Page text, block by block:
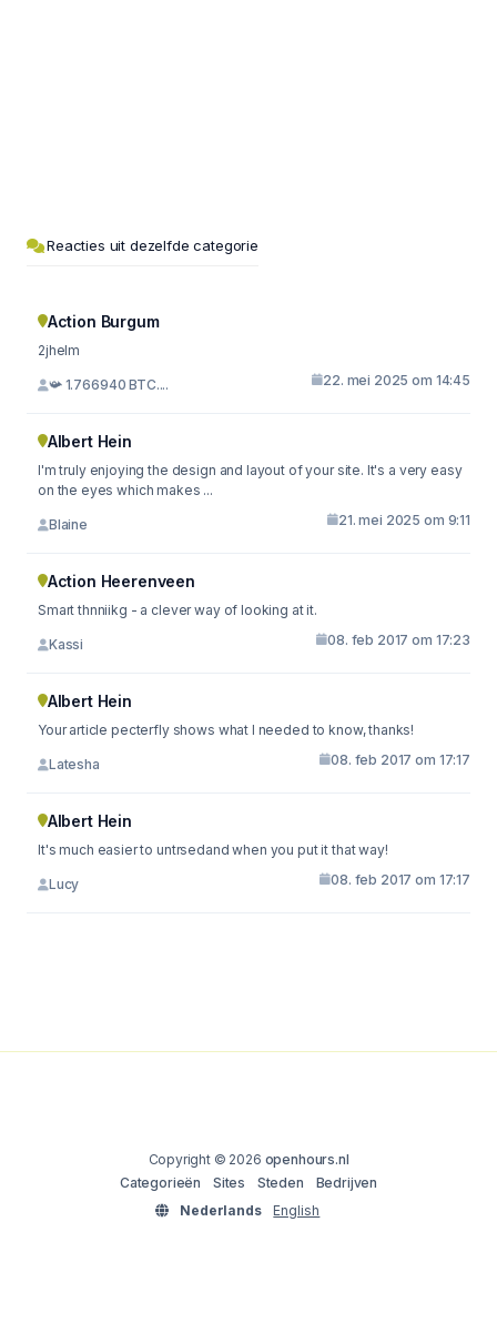
Reacties uit dezelfde categorie
Action Burgum
2jhelm
📯 1.766940 BTC.... 22. mei 2025 om 14:45
Albert Hein
I'm truly enjoying the design and layout of your site. It's a very easy
on the eyes which makes ...
Blaine 21. mei 2025 om 9:11
Action Heerenveen
Smart thnniikg - a clever way of looking at it.
Kassi 08. feb 2017 om 17:23
Albert Hein
Your article pecterfly shows what I needed to know, thanks!
Latesha 08. feb 2017 om 17:17
Albert Hein
It's much easier to untrsedand when you put it that way!
Lucy 08. feb 2017 om 17:17
Copyright © 2026 openhours.nl
Categorieën
Sites Steden
Bedrijven
Nederlands
English